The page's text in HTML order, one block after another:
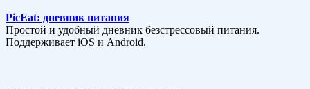
PicEat: дневник питания
Простой и удобный дневник безстрессовый питания.
Поддерживает iOS и Android.